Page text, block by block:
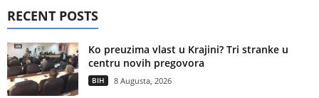
RECENT POSTS
Ko preuzima vlast u Krajini? Tri stranke u
centru novih pregovora
BIH 8 Augusta, 2026